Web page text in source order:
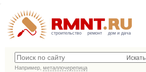
строительство ремонт дом и дача
Искать
Например, металлочерепица